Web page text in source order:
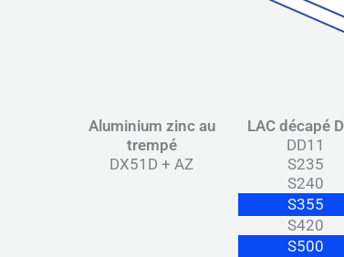
Aluminium zinc au
trempé
DX51D + AZ
LAC décapé
DD11
S235
S240
S355
S420
S500